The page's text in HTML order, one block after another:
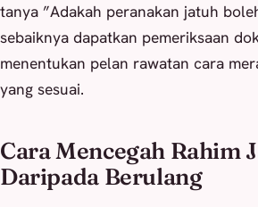
tanya ”Adakah peranakan jatuh
sebaiknya dapatkan pemeriksaan
menentukan pelan rawatan cara
yang sesuai.
Cara Mencegah Rahim
Daripada Berulang